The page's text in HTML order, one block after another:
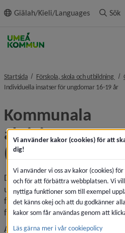
innehållet
Giälah/Kieli/Languages Sök
Startsida Förskola, skola och utbildning
Individuella insatser för ungdomar 16-19 år
Kommunala
Det kommunala
ungdomar 16–19 år,
fullföljt sin skolplikt i grundskola
fullföljt utbildning på
Aktivitetsansvaret innebär att
Vi använder kakor (cookies) för att
dig!
Vi använder vi oss av kakor (cookies)
och för att förbättra webbplatsen. Vi
nyttiga funktioner som till exempel
det känns okej och att du godkänner
kakor som får användas genom att
Läs gärna mer i vår cookiepolicy